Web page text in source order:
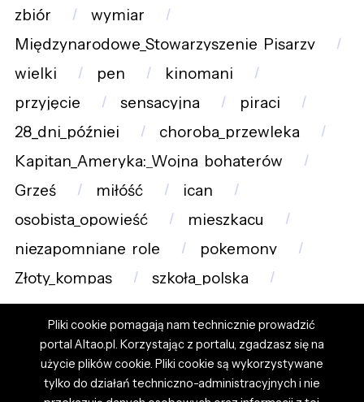
zbiór
wymiar
Międzynarodowe_Stowarzyszenie_Pisarzy
wielki
pen
kinomani
przyjęcie
sensacyjna
piraci
28_dni_później
choroba_przewleka
Kapitan_Ameryka:_Wojna_bohaterów
Grześ
miłóść
ican
osobista_opowieść
mieszkacu
niezapomniane_role
pokemony
Złoty_kompas
szkoła_polska
Pliki cookie pomagają nam technicznie prowadzić
portal Altao.pl. Korzystając z portalu, zgadzasz się na
użycie plików cookie. Pliki cookie są wykorzystywane
tylko do działań techniczno-administracyjnych i nie